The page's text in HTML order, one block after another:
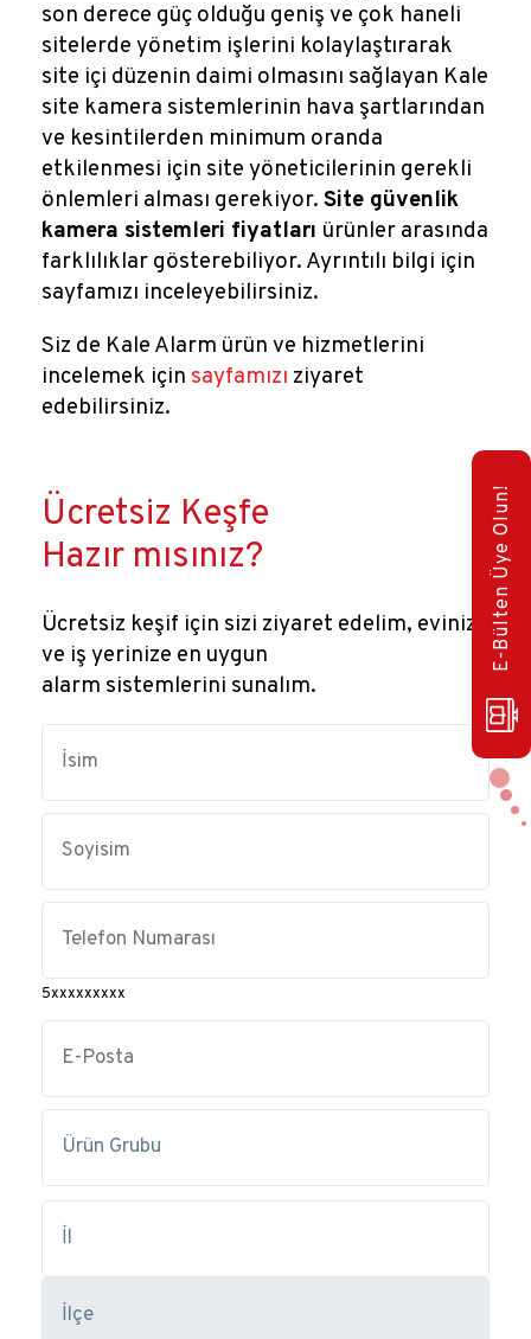
son derece güç olduğu geniş ve çok haneli
sitelerde yönetim işlerini kolaylaştırarak
site içi düzenin daimi olmasını sağlayan Kale
site kamera sistemlerinin hava şartlarından
ve kesintilerden minimum oranda
etkilenmesi için site yöneticilerinin gerekli
önlemleri alması gerekiyor. Site güvenlik
kamera sistemleri fiyatları ürünler arasında
farklılıklar gösterebiliyor. Ayrıntılı bilgi için
sayfamızı inceleyebilirsiniz.
Siz de Kale Alarm ürün ve hizmetlerini
incelemek için sayfamızı ziyaret
edebilirsiniz.
Ücretsiz Keşfe
Hazır mısınız?
Ücretsiz keşif için sizi ziyaret edelim, evinize
ve iş yerinize en uygun
alarm sistemlerini sunalım.
5xxxxxxxxx
E-Bülten Üye Olun!